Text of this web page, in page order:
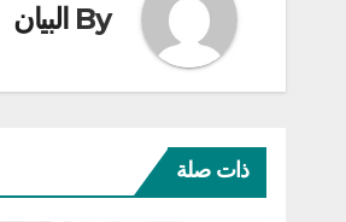
By البيان
ذات صلة